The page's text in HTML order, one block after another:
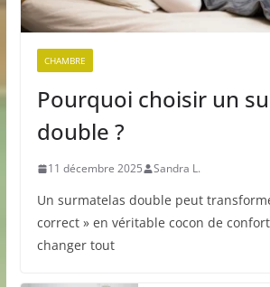
CHAMBRE
Pourquoi choisir un
double ?
11 décembre 2025 Sandra L.
Un surmatelas double peut
correct » en véritable cocon de
changer tout